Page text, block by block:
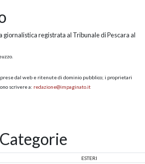
giornalistica registrata al Tribunale di Pescara al
dal web e ritenute di dominio pubblico; i proprietari
scrivere a: redazione@impaginato.it
Categorie
ESTERI